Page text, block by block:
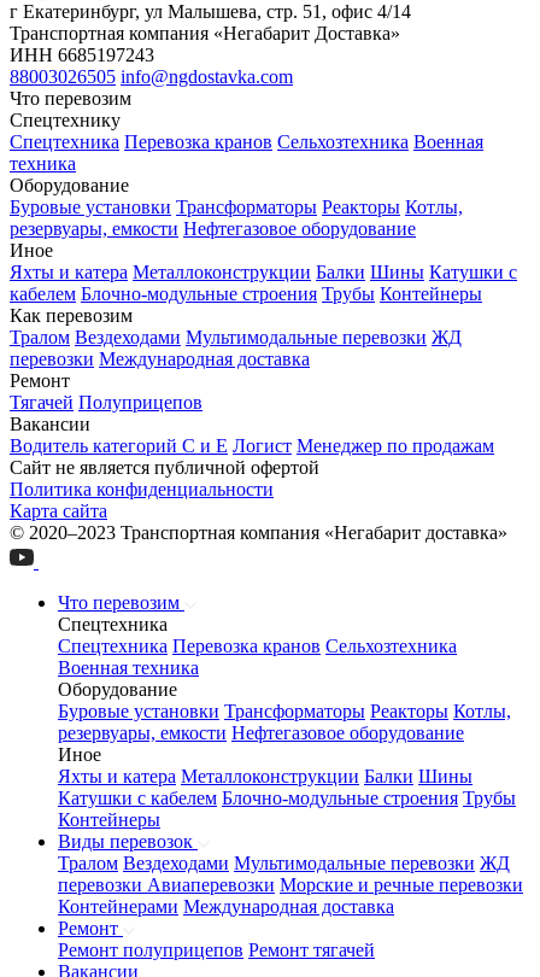
г Екатеринбург, ул Малышева, стр. 51, офис 4/14
Транспортная компания «Негабарит Доставка»
ИНН 6685197243
88003026505 info@ngdostavka.com
Что перевозим
Спецтехнику
Спецтехника Перевозка кранов Сельхозтехника Военная
техника
Оборудование
Буровые установки Трансформаторы Реакторы Котлы,
резервуары, емкости Нефтегазовое оборудование
Иное
Яхты и катера Металлоконструкции Балки Шины Катушки с
кабелем Блочно-модульные строения Трубы Контейнеры
Как перевозим
Тралом Вездеходами Мультимодальные перевозки ЖД
перевозки Международная доставка
Ремонт
Тягачей Полуприцепов
Вакансии
Водитель категорий С и Е Логист Менеджер по продажам
Сайт не является публичной офертой
Политика конфиденциальности
Карта сайта
© 2020–2023 Транспортная компания «Негабарит доставка»
Что перевозим
Спецтехника
Спецтехника Перевозка кранов Сельхозтехника
Военная техника
Оборудование
Буровые установки Трансформаторы Реакторы Котлы,
резервуары, емкости Нефтегазовое оборудование
Иное
Яхты и катера Металлоконструкции Балки Шины
Катушки с кабелем Блочно-модульные строения Трубы
Контейнеры
Виды перевозок
Тралом Вездеходами Мультимодальные перевозки ЖД
перевозки Авиаперевозки Морские и речные перевозки
Контейнерами Международная доставка
Ремонт
Ремонт полуприцепов Ремонт тягачей
Вакансии